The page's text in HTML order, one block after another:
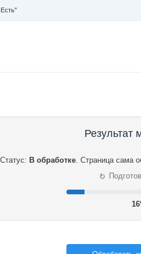
Результат
Статус: В обработке. Страница сама
⟳